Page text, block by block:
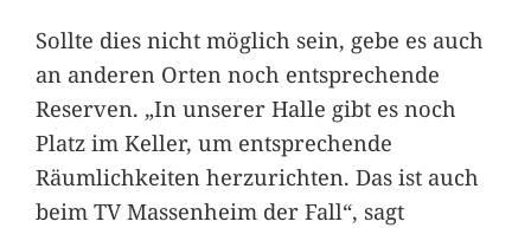
Sollte dies nicht möglich sein, gebe es auch
an anderen Orten noch entsprechende
Reserven. „In unserer Halle gibt es noch
Platz im Keller, um entsprechende
Räumlichkeiten herzurichten. Das ist auch
beim TV Massenheim der Fall“, sagt